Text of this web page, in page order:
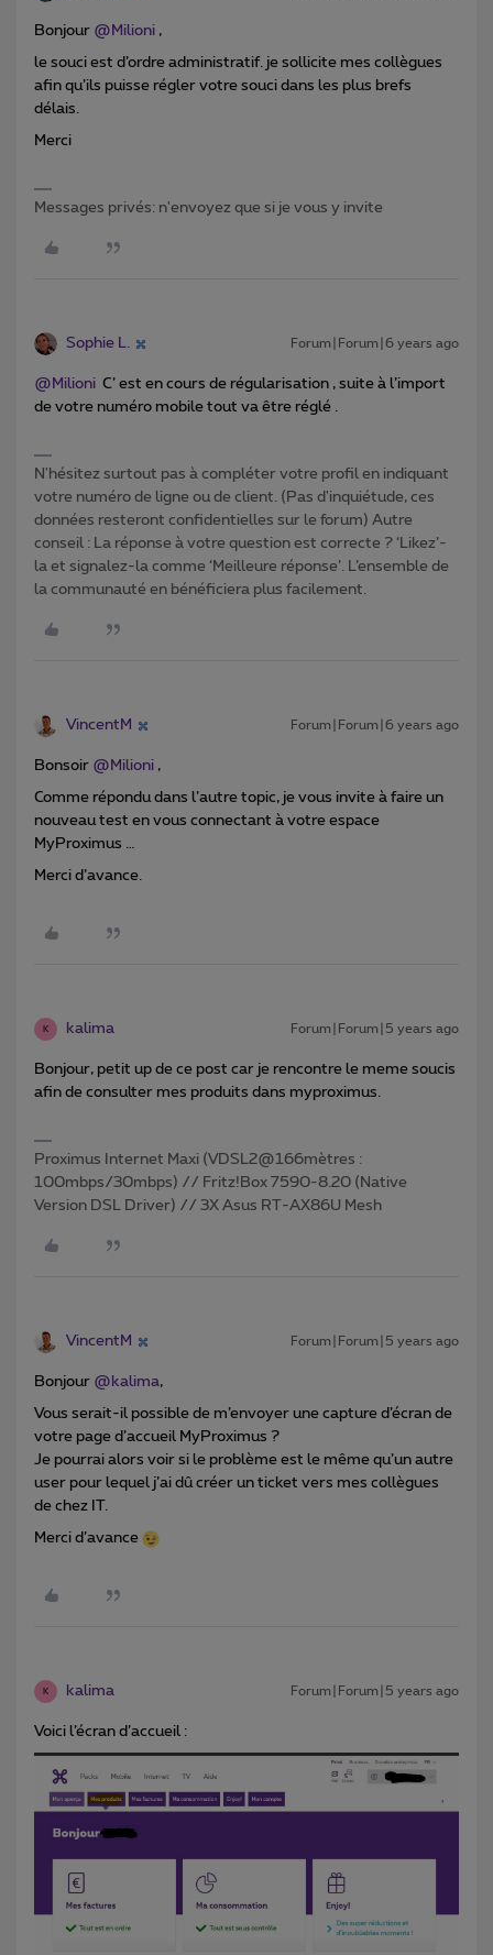
Bonjour @Milioni ,
le souci est d’ordre administratif. je sollicite mes collègues
afin qu’ils puisse régler votre souci dans les plus brefs
délais.
Merci
Messages privés: n'envoyez que si je vous y invite
Sophie L. Forum|Forum|6 years ago
@Milioni C’ est en cours de régularisation , suite à l’import
de votre numéro mobile tout va être réglé .
N'hésitez surtout pas à compléter votre profil en indiquant
votre numéro de ligne ou de client. (Pas d'inquiétude, ces
données resteront confidentielles sur le forum) Autre
conseil : La réponse à votre question est correcte ? ‘Likez’-
la et signalez-la comme ‘Meilleure réponse’. L’ensemble de
la communauté en bénéficiera plus facilement.
VincentM Forum|Forum|6 years ago
Bonsoir @Milioni ,
Comme répondu dans l’autre topic, je vous invite à faire un
nouveau test en vous connectant à votre espace
MyProximus …
Merci d’avance.
K kalima Forum|Forum|5 years ago
Bonjour, petit up de ce post car je rencontre le meme soucis
afin de consulter mes produits dans myproximus.
Proximus Internet Maxi (VDSL2@166mètres :
100mbps/30mbps) // Fritz!Box 7590-8.20 (Native
Version DSL Driver) // 3X Asus RT-AX86U Mesh
VincentM Forum|Forum|5 years ago
Bonjour @kalima,
Vous serait-il possible de m’envoyer une capture d’écran de
votre page d’accueil MyProximus ?
Je pourrai alors voir si le problème est le même qu’un autre
user pour lequel j’ai dû créer un ticket vers mes collègues
de chez IT.
Merci d’avance
K kalima Forum|Forum|5 years ago
Voici l’écran d’accueil :